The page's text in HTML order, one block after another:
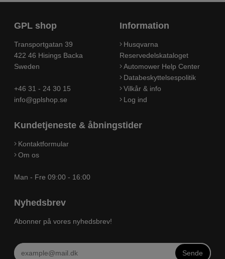
GPL shop
Transportgatan 39
422 46 Hisings Backa
Sweden
+46 31 - 24 30 15
info@gplshop.se
Information
Husqvarna
Reservedelskataloget
Automower Help Center
Databeskyttelsespolitik
Vilkår & info
Log ind
Kundetjeneste & åbningstider
Kontaktformular
Om os
Man - Fre 09:00 - 16:00
Nyhedsbrev
Abonner på vores nyhedsbrev!
Sende